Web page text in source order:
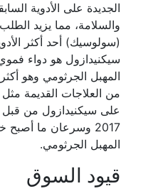
الجديدة على الأدوية
والسلامة، مما يزيد
(سولوسيك) أحد أكثر
سيكنيدازول هو دواء
المهبل الجرثومي وهو
من العلاجات القديمة
على سيكنيدازول من قبل
2017 وسرعان ما أصبح
المهبل الجرثومي.
قيود السوق